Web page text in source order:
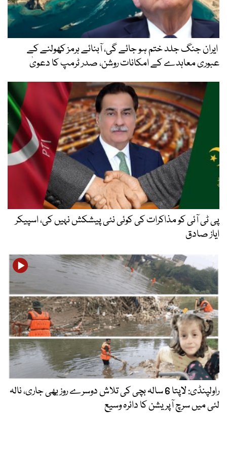
ایران جنگ جلد ختم ہو جائے گی، آبنائے ہرمز کھولنے کے
عبوری معاہدے کے امکانات روشن، صدر ٹرمپ کا دعویٰ
پی ٹی آئی کو مذاکرات کی کوئی نئی پیشکش نہیں کی، اسپیکر
ایاز صادق
راولپنڈی: لاپتا 6 سالہ بچی کی تلاش دوسرے روز بھی جاری، نالہ
لئی میں سرچ آپریشن کا دائرہ وسیع